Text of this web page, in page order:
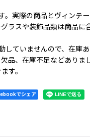
。実際の商品とヴィンテ
ラスや装飾品類は商品に
していませんので、在庫
品、在庫不足などありま
す。
でシェア